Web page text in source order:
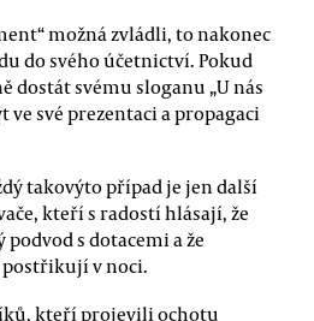
možná zvládli, to nakonec
do svého účetnictví. Pokud
dostát svému sloganu „U nás
ve své prezentaci a propagaci
takovýto případ je jen další
kteří s radostí hlásají, že
podvod s dotacemi a že
postřikují v noci.
kteří projevili ochotu